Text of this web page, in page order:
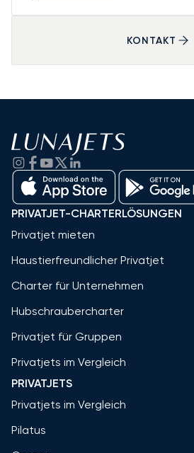
KONTAKT
PRIVATJET-CHARTERLÖSUNGEN
Privatjet mieten
Haustierfreundlicher Privatjet
Charter für Unternehmen
Hubschraubercharter
Privatjet für Gruppen
Privatjets im Vergleich
PRIVATJETS
Privatjets im Vergleich
Pilatus